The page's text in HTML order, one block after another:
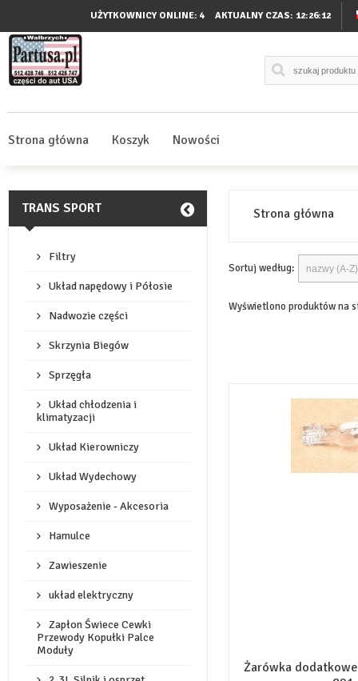
UŻYTKOWNICY ONLINE: 4 AKTUALNY CZAS: 12:26:12
Strona główna Koszyk Nowości
TRANS SPORT
Filtry
Układ napędowy i Półosie
Nadwozie części
Skrzynia Biegów
Sprzęgła
Układ chłodzenia i
klimatyzacji
Układ Kierowniczy
Układ Wydechowy
Wyposażenie - Akcesoria
Hamulce
Zawieszenie
układ elektryczny
Zapłon Świece Cewki
Przewody Kopułki Palce
Moduły
Strona główna
Sortuj według:
Wyświetlono produktów na
Żarówka